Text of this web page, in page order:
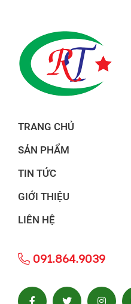
TRANG CHỦ
SẢN PHẨM
TIN TỨC
GIỚI THIỆU
LIÊN HỆ
091.864.9039